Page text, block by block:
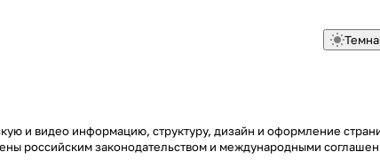
и видео информацию, структуру, дизайн и оформление
российским законодательством и международными